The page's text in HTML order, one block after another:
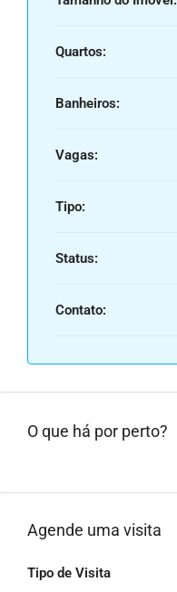
Quartos:
Banheiros:
Vagas:
Tipo:
Status:
Contato:
O que há por perto?
Agende uma visita
Tipo de Visita